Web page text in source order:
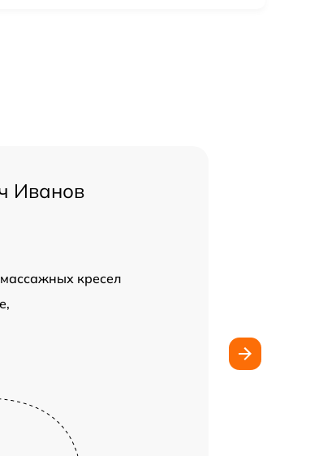
Иванов
кресел